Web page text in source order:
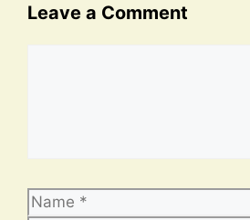
Leave a Comment